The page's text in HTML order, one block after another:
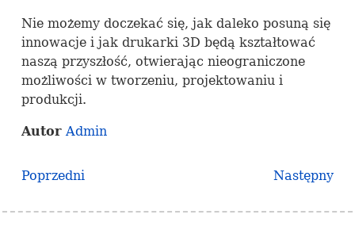
Nie możemy doczekać się, jak daleko posuną się
innowacje i jak drukarki 3D będą kształtować
naszą przyszłość, otwierając nieograniczone
możliwości w tworzeniu, projektowaniu i
produkcji.
AutorAdmin
Poprzedni Następny